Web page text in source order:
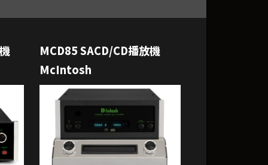
MCD85 SACD/CD播放機
McIntosh